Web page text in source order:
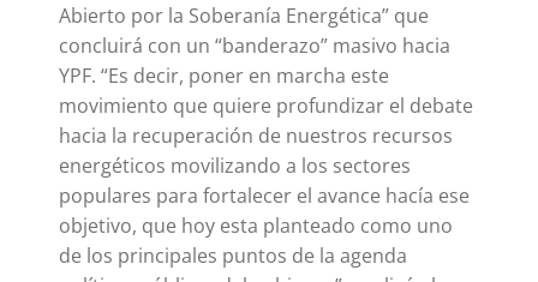
Abierto por la Soberanía Energética” que
concluirá con un “banderazo” masivo hacia
YPF. “Es decir, poner en marcha este
movimiento que quiere profundizar el debate
hacia la recuperación de nuestros recursos
energéticos movilizando a los sectores
populares para fortalecer el avance hacía ese
objetivo, que hoy esta planteado como uno
de los principales puntos de la agenda